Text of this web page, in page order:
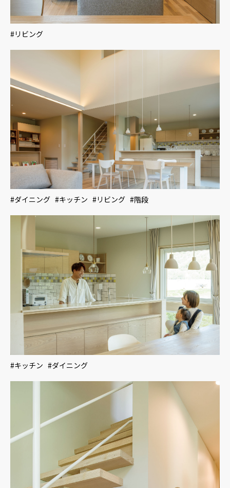
#リビング
#ダイニング #キッチン #リビング #階段
#キッチン #ダイニング